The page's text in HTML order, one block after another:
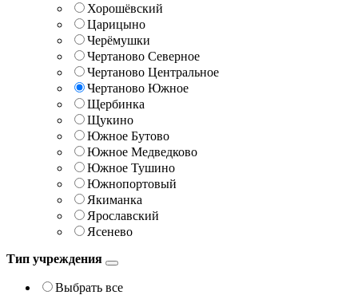
Хорошёвский
Царицыно
Черёмушки
Чертаново Северное
Чертаново Центральное
Чертаново Южное
Щербинка
Щукино
Южное Бутово
Южное Медведково
Южное Тушино
Южнопортовый
Якиманка
Ярославский
Ясенево
Тип учреждения
Выбрать все